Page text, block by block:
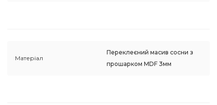
Матеріал
Переклеєний масив сосни з
прошарком MDF 3мм